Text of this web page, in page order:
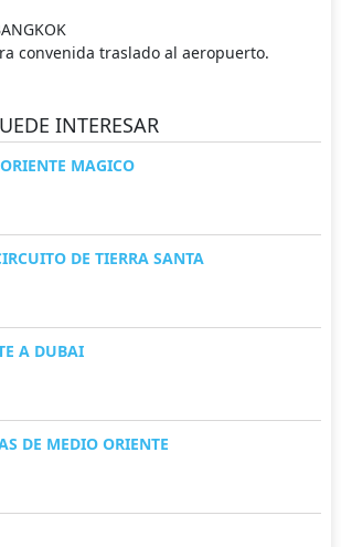
convenida traslado al aeropuerto.
INTERESAR
MAGICO
DE TIERRA SANTA
A DUBAI
DE MEDIO ORIENTE